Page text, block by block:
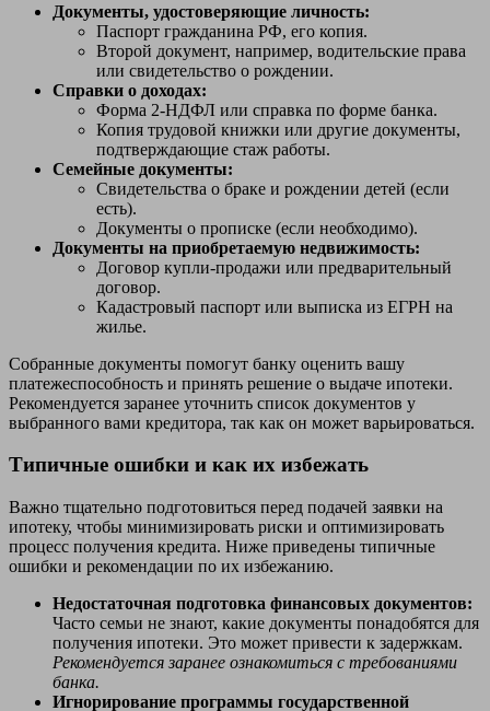
Документы, удостоверяющие личность:
Паспорт гражданина РФ, его копия.
Второй документ, например, водительские права
или свидетельство о рождении.
Справки о доходах:
Форма 2-НДФЛ или справка по форме банка.
Копия трудовой книжки или другие документы,
подтверждающие стаж работы.
Семейные документы:
Свидетельства о браке и рождении детей (если
есть).
Документы о прописке (если необходимо).
Документы на приобретаемую недвижимость:
Договор купли-продажи или предварительный
договор.
Кадастровый паспорт или выписка из ЕГРН на
жилье.
Собранные документы помогут банку оценить вашу
платежеспособность и принять решение о выдаче ипотеки.
Рекомендуется заранее уточнить список документов у
выбранного вами кредитора, так как он может варьироваться.
Типичные ошибки и как их избежать
Важно тщательно подготовиться перед подачей заявки на
ипотеку, чтобы минимизировать риски и оптимизировать
процесс получения кредита. Ниже приведены типичные
ошибки и рекомендации по их избежанию.
Недостаточная подготовка финансовых документов:
Часто семьи не знают, какие документы понадобятся для
получения ипотеки. Это может привести к задержкам.
Рекомендуется заранее ознакомиться с требованиями
банка.
Игнорирование программы государственной